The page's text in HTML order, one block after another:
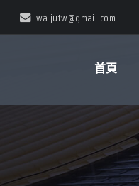
wa.jutw@gmail.com
首頁